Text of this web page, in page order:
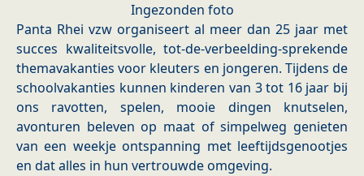
Ingezonden foto
Panta Rhei vzw organiseert al meer dan 25 jaar met
succes kwaliteitsvolle, tot-de-verbeelding-sprekende
themavakanties voor kleuters en jongeren. Tijdens de
schoolvakanties kunnen kinderen van 3 tot 16 jaar bij
ons ravotten, spelen, mooie dingen knutselen,
avonturen beleven op maat of simpelweg genieten
van een weekje ontspanning met leeftijdsgenootjes
en dat alles in hun vertrouwde omgeving.